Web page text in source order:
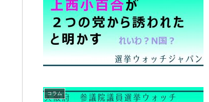
コラム